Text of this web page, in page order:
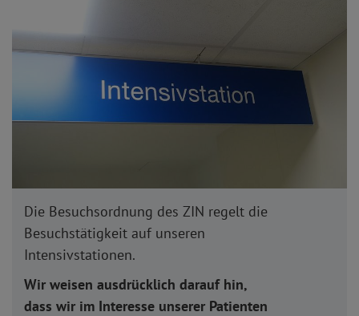
Die Besuchsordnung des ZIN regelt die
Besuchstätigkeit auf unseren
Intensivstationen.
Wir weisen ausdrücklich darauf hin,
dass wir im Interesse unserer Patienten